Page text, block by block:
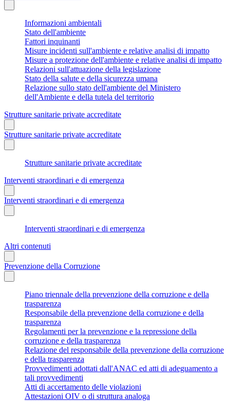
Informazioni ambientali
Stato dell'ambiente
Fattori inquinanti
Misure incidenti sull'ambiente e relative analisi di impatto
Misure a protezione dell'ambiente e relative analisi di impatto
Relazioni sull'attuazione della legislazione
Stato della salute e della sicurezza umana
Relazione sullo stato dell'ambiente del Ministero
dell'Ambiente e della tutela del territorio
Strutture sanitarie private accreditate
Strutture sanitarie private accreditate
Strutture sanitarie private accreditate
Interventi straordinari e di emergenza
Interventi straordinari e di emergenza
Interventi straordinari e di emergenza
Altri contenuti
Prevenzione della Corruzione
Piano triennale della prevenzione della corruzione e della
trasparenza
Responsabile della prevenzione della corruzione e della
trasparenza
Regolamenti per la prevenzione e la repressione della
corruzione e della trasparenza
Relazione del responsabile della prevenzione della corruzione
e della trasparenza
Provvedimenti adottati dall'ANAC ed atti di adeguamento a
tali provvedimenti
Atti di accertamento delle violazioni
Attestazioni OIV o di struttura analoga